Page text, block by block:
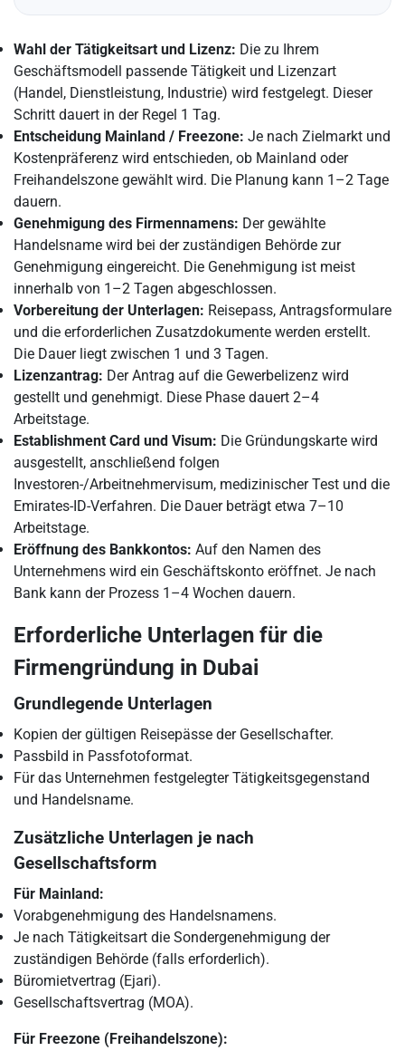
Wahl der Tätigkeitsart und Lizenz: Die zu Ihrem
Geschäftsmodell passende Tätigkeit und Lizenzart
(Handel, Dienstleistung, Industrie) wird festgelegt. Dieser
Schritt dauert in der Regel 1 Tag.
Entscheidung Mainland / Freezone: Je nach Zielmarkt und
Kostenpräferenz wird entschieden, ob Mainland oder
Freihandelszone gewählt wird. Die Planung kann 1–2 Tage
dauern.
Genehmigung des Firmennamens: Der gewählte
Handelsname wird bei der zuständigen Behörde zur
Genehmigung eingereicht. Die Genehmigung ist meist
innerhalb von 1–2 Tagen abgeschlossen.
Vorbereitung der Unterlagen: Reisepass, Antragsformulare
und die erforderlichen Zusatzdokumente werden erstellt.
Die Dauer liegt zwischen 1 und 3 Tagen.
Lizenzantrag: Der Antrag auf die Gewerbelizenz wird
gestellt und genehmigt. Diese Phase dauert 2–4
Arbeitstage.
Establishment Card und Visum: Die Gründungskarte wird
ausgestellt, anschließend folgen
Investoren-/Arbeitnehmervisum, medizinischer Test und die
Emirates-ID-Verfahren. Die Dauer beträgt etwa 7–10
Arbeitstage.
Eröffnung des Bankkontos: Auf den Namen des
Unternehmens wird ein Geschäftskonto eröffnet. Je nach
Bank kann der Prozess 1–4 Wochen dauern.
Erforderliche Unterlagen für die
Firmengründung in Dubai
Grundlegende Unterlagen
Kopien der gültigen Reisepässe der Gesellschafter.
Passbild in Passfotoformat.
Für das Unternehmen festgelegter Tätigkeitsgegenstand
und Handelsname.
Zusätzliche Unterlagen je nach
Gesellschaftsform
Für Mainland:
Vorabgenehmigung des Handelsnamens.
Je nach Tätigkeitsart die Sondergenehmigung der
zuständigen Behörde (falls erforderlich).
Büromietvertrag (Ejari).
Gesellschaftsvertrag (MOA).
Für Freezone (Freihandelszone):